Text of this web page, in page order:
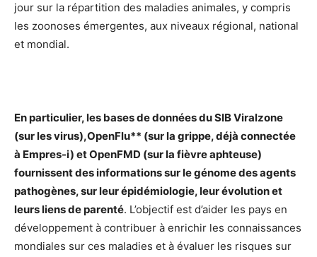
jour sur la répartition des maladies animales, y compris
les zoonoses émergentes, aux niveaux régional, national
et mondial.
En particulier, les bases de données du SIB Viralzone
(sur les virus),OpenFlu** (sur la grippe, déjà connectée
à Empres-i) et OpenFMD (sur la fièvre aphteuse)
fournissent des informations sur le génome des agents
pathogènes, sur leur épidémiologie, leur évolution et
leurs liens de parenté. L’objectif est d’aider les pays en
développement à contribuer à enrichir les connaissances
mondiales sur ces maladies et à évaluer les risques sur